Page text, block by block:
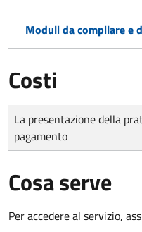
Moduli da compilare e
Costi
Tipo di pagamento
Importo
La presentazione della
pagamento
Cosa serve
Per accedere al servizio,